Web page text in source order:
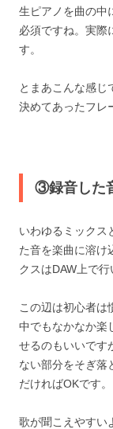
生ピアノを曲の中
必須ですね。実際
す。
とまあこんな感じ
決めてあったフレ
③録音した
いわゆるミックス
た音を楽曲に溶け
クスはDAW上で行
この辺は初心者は
中でもなかなか楽
せるのもいいです
ない部分をそぎ落
だければOKです。
歌が聞こえやすい